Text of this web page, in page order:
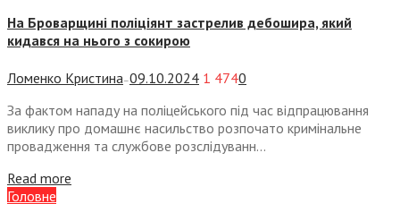
На Броварщині поліціянт застрелив дебошира, який
кидався на нього з сокирою
Ломенко Кристина —09.10.2024 1 4740
За фактом нападу на поліцейського під час відпрацювання
виклику про домашнє насильство розпочато кримінальне
провадження та службове розслідуванн...
Read more
Головне